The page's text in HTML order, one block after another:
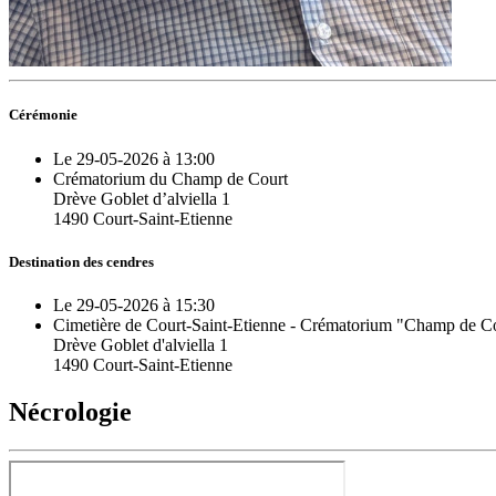
Cérémonie
Le 29-05-2026 à 13:00
Crématorium du Champ de Court
Drève Goblet d’alviella 1
1490 Court-Saint-Etienne
Destination des cendres
Le 29-05-2026 à 15:30
Cimetière de Court-Saint-Etienne - Crématorium "Champ de
Drève Goblet d'alviella 1
1490 Court-Saint-Etienne
Nécrologie